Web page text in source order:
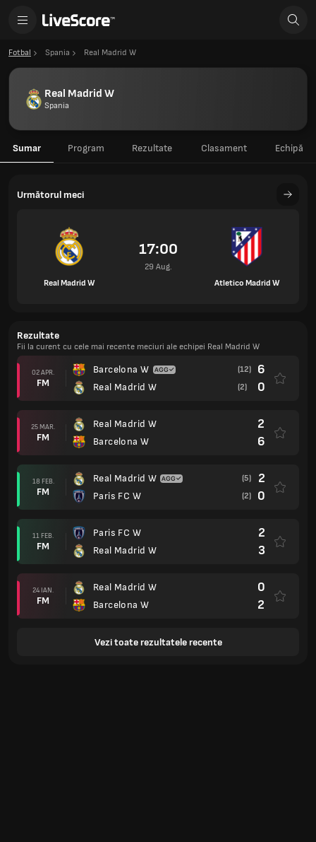
Fotbal Spania Real Madrid W
Real Madrid W
Spania
Sumar Program Rezultate Clasament Echipă
Următorul meci
Real Madrid W
17:00
29 Aug.
Atletico Madrid W
Rezultate
Fii la curent cu cele mai recente meciuri ale echipei Real Madrid W
02 APR.
FM
Barcelona W
Real Madrid W
(12) 6
(2) 0
25 MAR.
FM
Real Madrid W
Barcelona W
2
6
18 FEB.
FM
Real Madrid W
Paris FC W
(5) 2
(2) 0
11 FEB.
FM
Paris FC W
Real Madrid W
2
3
24 IAN.
FM
Real Madrid W
Barcelona W
0
2
Vezi toate rezultatele recente